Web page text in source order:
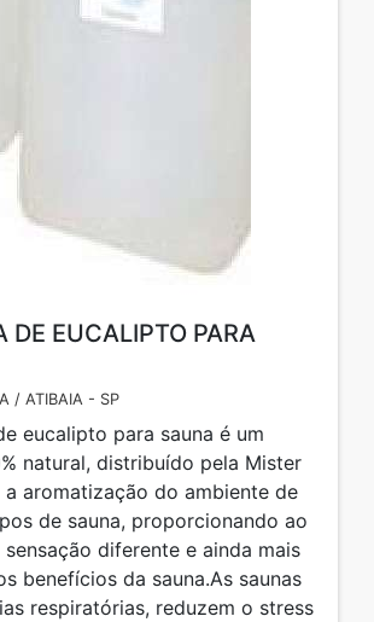
DE EUCALIPTO PARA
/ ATIBAIA - SP
eucalipto para sauna é um
natural, distribuído pela Mister
a aromatização do ambiente de
de sauna, proporcionando ao
sensação diferente e ainda mais
benefícios da sauna.As saunas
respiratórias, reduzem o stress